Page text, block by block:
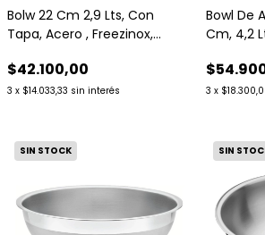
Bolw 22 Cm 2,9 Lts, Con
Tapa, Acero , Freezinox,
$42.100,00
3 x $14.033,33 sin interés
Bowl De
Cm, 4,2
3 x
SIN STOCK SIN